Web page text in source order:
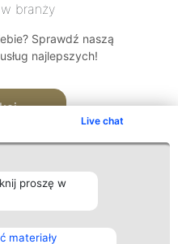
Live chat
proszę w
materiały
branży
Sprawdź naszą
najlepszych!
Kontakt
Kontakt